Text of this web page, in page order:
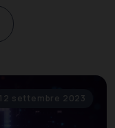
12 settembre 2023